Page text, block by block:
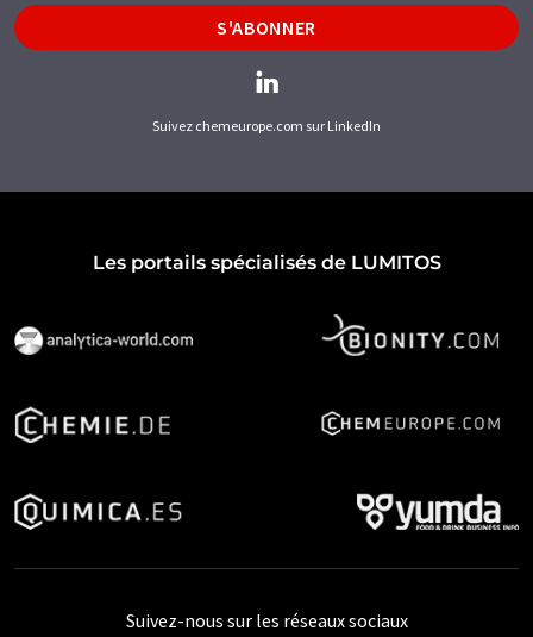
S'ABONNER
Suivez chemeurope.com sur LinkedIn
Les portails spécialisés de LUMITOS
Suivez-nous sur les réseaux sociaux